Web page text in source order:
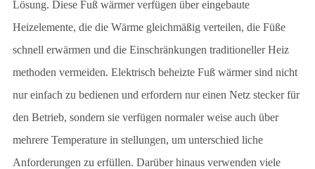
Lösung. Diese Fuß wärmer verfügen über eingebaute
Heizelemente, die die Wärme gleichmäßig verteilen, die Füße
schnell erwärmen und die Einschränkungen traditioneller Heiz
methoden vermeiden. Elektrisch beheizte Fuß wärmer sind nicht
nur einfach zu bedienen und erfordern nur einen Netz stecker für
den Betrieb, sondern sie verfügen normaler weise auch über
mehrere Temperature in stellungen, um unterschied liche
Anforderungen zu erfüllen. Darüber hinaus verwenden viele